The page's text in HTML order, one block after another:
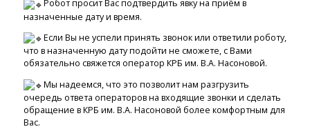
Робот просит Вас подтвердить явку на приём в
назначенные дату и время.
Если Вы не успели принять звонок или ответили роботу,
что в назначенную дату подойти не сможете, с Вами
обязательно свяжется оператор КРБ им. В.А. Насоновой.
Мы надеемся, что это позволит нам разгрузить
очередь ответа операторов на входящие звонки и сделать
обращение в КРБ им. В.А. Насоновой более комфортным для
Вас.